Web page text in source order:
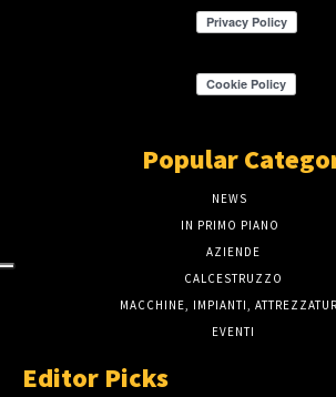
Popular
NEWS
IN PRIMO PIANO
AZIENDE
CALCESTRUZZO
MACCHINE, IMPIANTI,
EVENTI
Editor Picks